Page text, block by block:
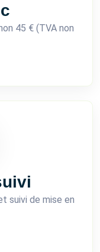
45 € (TVA non
suivi de mise en